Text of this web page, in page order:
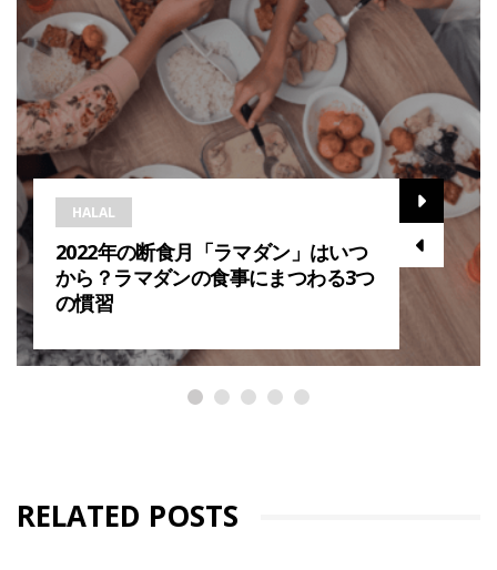
HALAL
2022年の断食月「ラマダン」はいつ
から？ラマダンの食事にまつわる3つ
の慣習
RELATED POSTS